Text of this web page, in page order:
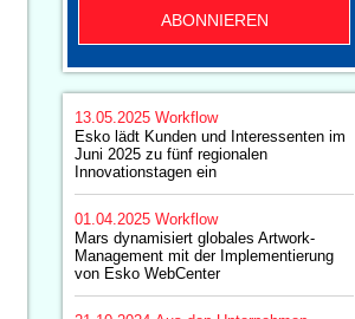
ABONNIEREN
13.05.2025 Workflow
Esko lädt Kunden und Interessenten im
Juni 2025 zu fünf regionalen
Innovationstagen ein
01.04.2025 Workflow
Mars dynamisiert globales Artwork-
Management mit der Implementierung
von Esko WebCenter